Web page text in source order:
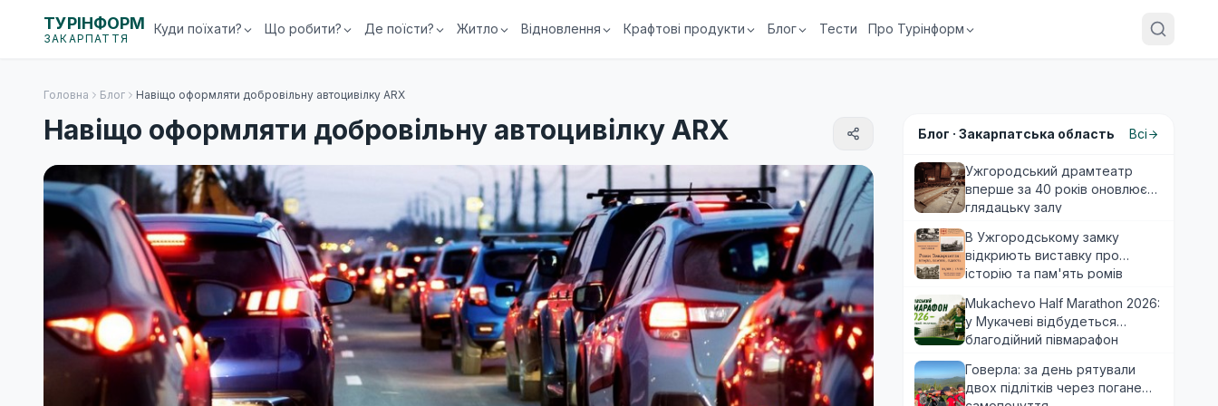
ТУРІНФОРМ
ЗАКАРПАТТЯ
Куди поїхати? Що робити? Де поїсти? Житло Відновлення Крафтові продукти Блог Тести Про Турінформ
Головна Блог Навіщо оформляти добровільну автоцивілку ARX
Навіщо оформляти добровільну автоцивілку ARX Блог · Закарпатська область Всі
Ужгородський драмтеатр
вперше за 40 років оновлює
глядацьку залу
В Ужгородському замку
відкриють виставку про
історію та пам'ять ромів
Mukachevo Half Marathon 2026:
у Мукачеві відбудеться
благодійний півмарафон
Говерла: за день рятували
двох підлітків через погане